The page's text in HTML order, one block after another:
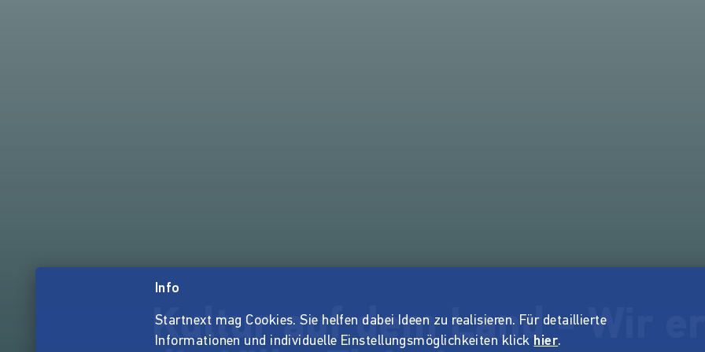
Kultur auf dem Land - Wir
Info
Startnext mag Cookies. Sie helfen dabei Ideen zu realisieren. Für detaillierte
Informationen und individuelle Einstellungsmöglichkeiten klick hier.